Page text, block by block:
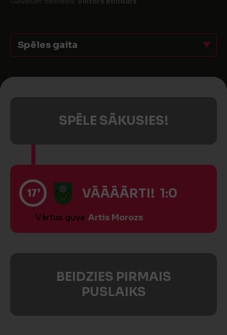
Spēles gaita
SPĒLE SĀKUSIES!
17’ VĀĀĀĀRTI! 1:0
Vārtus guva Artis Morozs
BEIDZIES PIRMAIS
PUSLAIKS